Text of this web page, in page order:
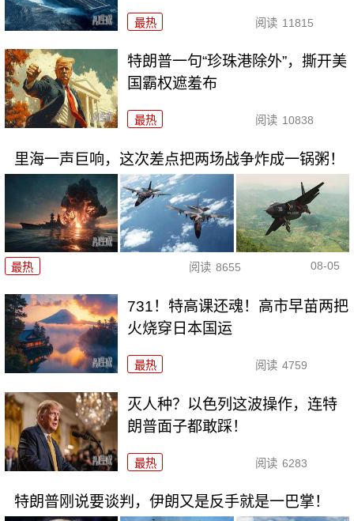
最热 阅读 11815
特朗普一句“珍珠港除外”，撕开美
国霸权遮羞布
最热 阅读 10838
里海一声巨响，这次差点把两场战争炸成一锅粥！
最热 阅读 8655 08-05
731！特高课还魂！高市早苗两把
火烧穿日本国运
最热 阅读 4759
灭人种？以色列这波操作，连特
朗普面子都敢踩！
最热 阅读 6283
特朗普刚说要谈判，伊朗又是反手就是一巴掌！